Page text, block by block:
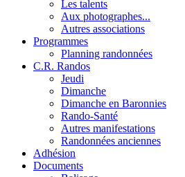
Les talents
Aux photographes...
Autres associations
Programmes
Planning randonnées
C.R. Randos
Jeudi
Dimanche
Dimanche en Baronnies
Rando-Santé
Autres manifestations
Randonnées anciennes
Adhésion
Documents